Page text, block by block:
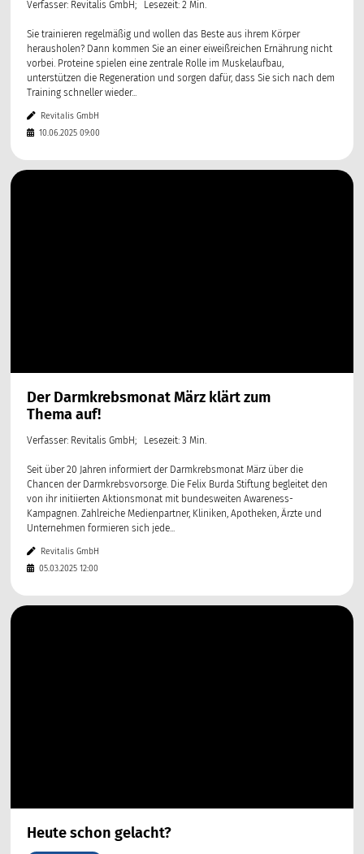
Verfasser: Revitalis GmbH; Lesezeit: 2 Min.
Sie trainieren regelmäßig und wollen das Beste aus ihrem Körper
herausholen? Dann kommen Sie an einer eiweißreichen Ernährung nicht
vorbei. Proteine spielen eine zentrale Rolle im Muskelaufbau,
unterstützen die Regeneration und sorgen dafür, dass Sie sich nach dem
Training schneller wieder...
Revitalis GmbH
10.06.2025 09:00
Der Darmkrebsmonat März klärt zum
Thema auf!
Verfasser: Revitalis GmbH; Lesezeit: 3 Min.
Seit über 20 Jahren informiert der Darmkrebsmonat März über die
Chancen der Darmkrebsvorsorge. Die Felix Burda Stiftung begleitet den
von ihr initiierten Aktionsmonat mit bundesweiten Awareness-
Kampagnen. Zahlreiche Medienpartner, Kliniken, Apotheken, Ärzte und
Unternehmen formieren sich jede...
Revitalis GmbH
05.03.2025 12:00
Heute schon gelacht?